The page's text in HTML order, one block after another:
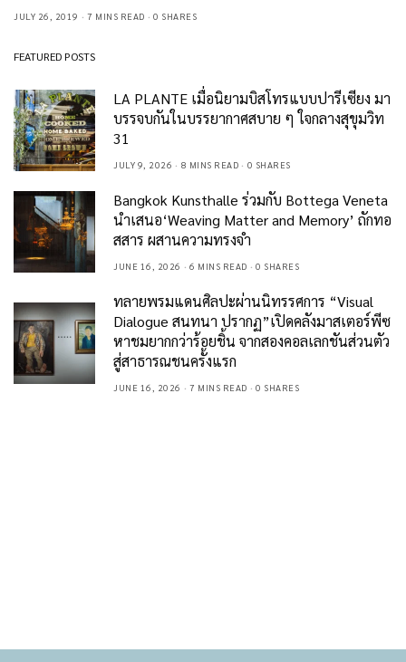
JULY 26, 2019 7 MINS READ 0 SHARES
FEATURED POSTS
LA PLANTE เมื่อนิยามบิสโทรแบบปารีเซียง มา
บรรจบกันในบรรยากาศสบาย ๆ ใจกลางสุขุมวิท
31
JULY 9, 2026 8 MINS READ 0 SHARES
Bangkok Kunsthalle ร่วมกับ Bottega Veneta
นำเสนอ‘Weaving Matter and Memory’ ถักทอ
สสาร ผสานความทรงจำ
JUNE 16, 2026 6 MINS READ 0 SHARES
ทลายพรมแดนศิลปะผ่านนิทรรศการ “Visual
Dialogue สนทนา ปรากฏ”เปิดคลังมาสเตอร์พีซ
หาชมยากกว่าร้อยชิ้น จากสองคอลเลกชันส่วนตัว
สู่สาธารณชนครั้งแรก
JUNE 16, 2026 7 MINS READ 0 SHARES